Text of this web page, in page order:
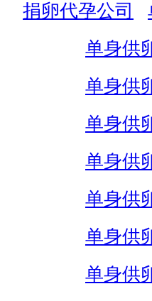
捐卵代孕公司
单身供
单身供
单身供
单身供
单身供
单身供
单身供